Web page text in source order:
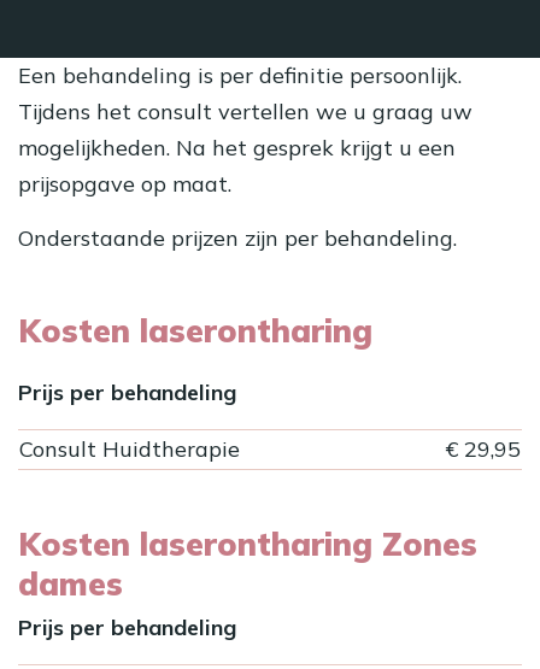
Een behandeling is per definitie persoonlijk.
Tijdens het consult vertellen we u graag uw
mogelijkheden. Na het gesprek krijgt u een
prijsopgave op maat.
Onderstaande prijzen zijn per behandeling.
Kosten laserontharing
Prijs per behandeling
Consult Huidtherapie € 29,95
Kosten laserontharing Zones
dames
Prijs per behandeling